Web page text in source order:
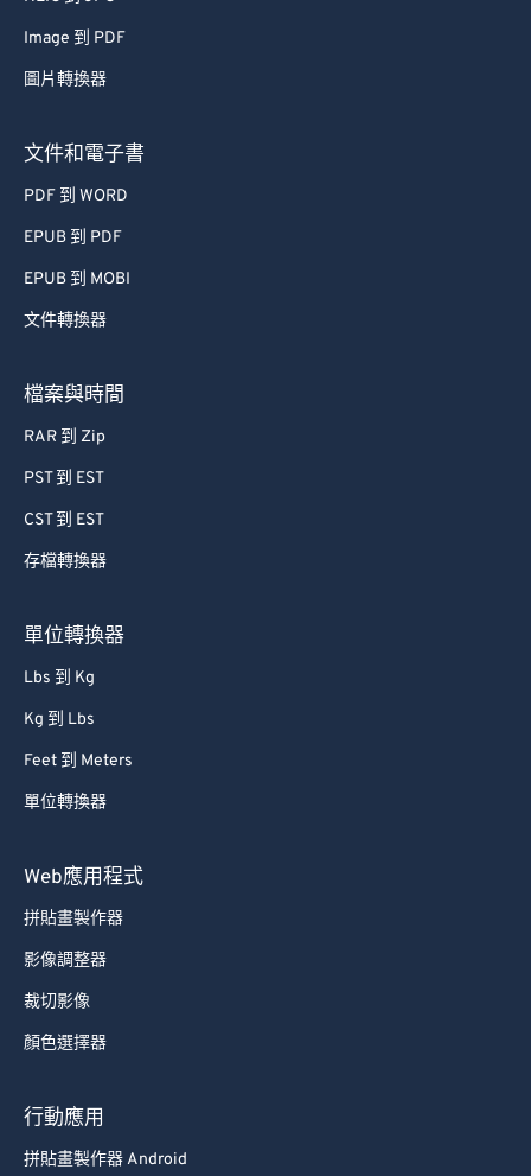
Image 到 PDF
圖片轉換器
文件和電子書
PDF 到 WORD
EPUB 到 PDF
EPUB 到 MOBI
文件轉換器
檔案與時間
RAR 到 Zip
PST 到 EST
CST 到 EST
存檔轉換器
單位轉換器
Lbs 到 Kg
Kg 到 Lbs
Feet 到 Meters
單位轉換器
Web應用程式
拼貼畫製作器
影像調整器
裁切影像
顏色選擇器
行動應用
拼貼畫製作器 Android